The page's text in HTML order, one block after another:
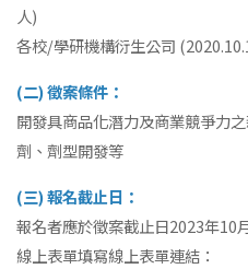
人)
各校/學研機構衍生公司
(二) 徵案條件：
開發具商品化潛力及商業競爭力
劑、劑型開發等
(三) 報名截止日：
報名者應於徵案截止日2023年10
線上表單填寫線上表單連結：